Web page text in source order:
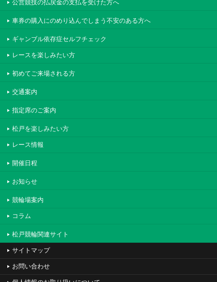
公営競技の払戻金の支払を受けた方へ
車券の購入にのめり込んでしまう不安のある方へ
ギャンブル依存症セルフチェック
レースを楽しみたい方
初めてご来場される方
交通案内
指定席のご案内
松戸を楽しみたい方
レース情報
開催日程
お知らせ
競輪場案内
コラム
松戸競輪関連サイト
サイトマップ
お問い合わせ